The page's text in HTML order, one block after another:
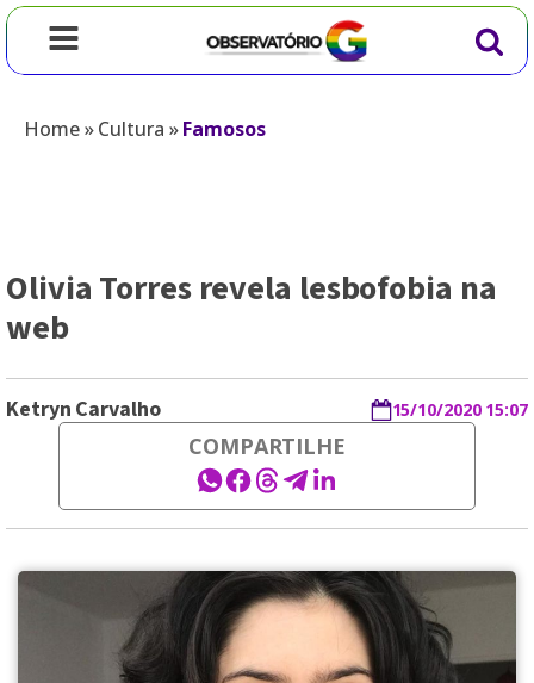
Home»Cultura »Famosos
Olivia Torres revela lesbofobia na
web
Ketryn Carvalho 15/10/2020 15:07
COMPARTILHE